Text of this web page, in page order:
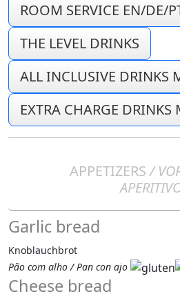
ROOM SERVICE EN/DE/
THE LEVEL DRINKS
ALL INCLUSIVE DRINKS
EXTRA CHARGE DRINKS
APPETIZERS/
Garlic bread
Knoblauchbrot
Pão com alho / Pan con ajo
Cheese bread